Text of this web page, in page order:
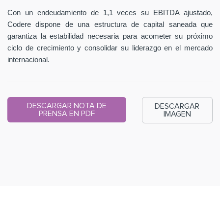
Con un endeudamiento de 1,1 veces su EBITDA ajustado,
Codere dispone de una estructura de capital saneada que
garantiza la estabilidad necesaria para acometer su próximo
ciclo de crecimiento y consolidar su liderazgo en el mercado
internacional.
DESCARGAR NOTA DE
PRENSA EN PDF
DESCARGAR
IMAGEN